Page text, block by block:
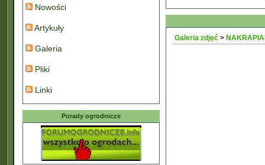
Nowości
Artykuły
Galeria
Pliki
Linki
Porady ogrodnicze
Galeria zdjęć >